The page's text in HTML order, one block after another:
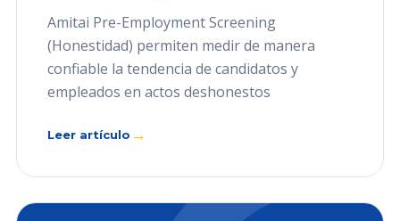
Amitai Pre-Employment Screening
(Honestidad) permiten medir de manera
confiable la tendencia de candidatos y
empleados en actos deshonestos
Leer artículo →